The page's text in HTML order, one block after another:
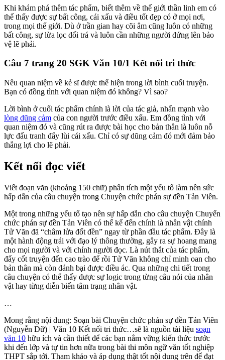
Khi khám phá thêm tác phẩm, biết thêm về thế giới thần linh em có
thể thấy được sự bất công, cái xấu và điều tốt đẹp có ở mọi nơi,
trong mọi thế giới. Dù ở trần gian hay cõi âm cũng luôn có những
bất công, sự lừa lọc dối trá và luôn cần những người đứng lên bảo
vệ lẽ phải.
Câu 7 trang 20 SGK Văn 10/1 Kết nối tri thức
Nêu quan niệm về kẻ sĩ được thể hiện trong lời bình cuối truyện.
Bạn có đồng tình với quan niệm đó không? Vì sao?
Lời bình ở cuối tác phẩm chính là lời của tác giả, nhấn mạnh vào
lòng dũng cảm của con người trước điều xấu. Em đồng tình với
quan niệm đó và cũng rút ra được bài học cho bản thân là luôn nỗ
lực đấu tranh đẩy lùi cái xấu. Chỉ có sự dũng cảm đó mới đảm bảo
thắng lợi cho lẽ phải.
Kết nối đọc viết
Viết đoạn văn (khoảng 150 chữ) phân tích một yếu tố làm nên sức
hấp dẫn của câu chuyện trong Chuyện chức phán sự đền Tản Viên.
Một trong những yếu tố tạo nên sự hấp dẫn cho câu chuyện Chuyến
chức phán sự đền Tản Viên có thể kể đến chính là nhân vật chính
Tử Văn đã “châm lửa đốt đền” ngay từ phần đầu tác phẩm. Đây là
một hành động trái với đạo lý thông thường, gây ra sự hoang mang
cho mọi người và với chính người đọc. Là nút thắt của tác phẩm,
đẩy cốt truyện đến cao trào để rồi Tử Văn không chỉ minh oan cho
bản thân mà còn đánh bại được điều ác. Qua những chi tiết trong
câu chuyện có thể thấy được sự logic trong từng câu nói của nhân
vật hay từng diễn biến tâm trạng nhân vật.
…
Mong rằng nội dung: Soạn bài Chuyện chức phán sự đền Tản Viên
(Nguyễn Dữ) | Văn 10 Kết nối tri thức…sẽ là nguồn tài liệu soạn
văn 10 hữu ích và cần thiết để các bạn nắm vững kiến thức trước
khi đến lớp và tự tin hơn nữa trong bài thi môn ngữ văn tốt nghiệp
THPT sắp tới. Tham khảo và áp dụng thật tốt nội dung trên để đạt